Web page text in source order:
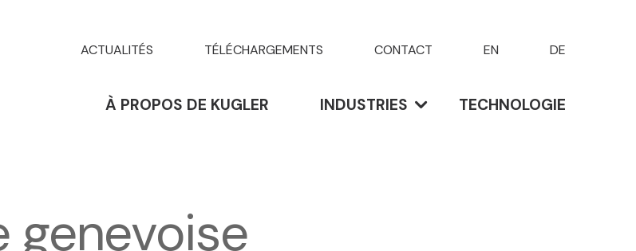
ACTUALITÉS TÉLÉCHARGEMENTS CONTACT EN DE
À PROPOS DE KUGLER INDUSTRIES TECHNOLOGIE
genevoise